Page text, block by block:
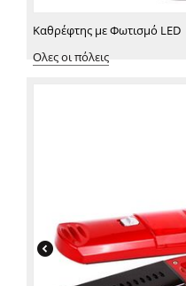
Καθρέφτης με Φωτισμό LED
Ολες οι πόλεις